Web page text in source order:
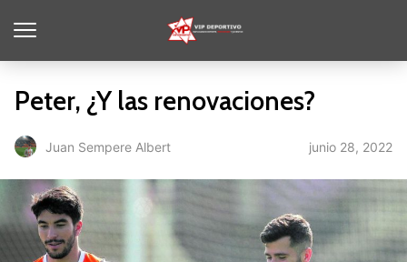
Peter, ¿Y las renovaciones?
Juan Sempere Albert junio 28, 2022